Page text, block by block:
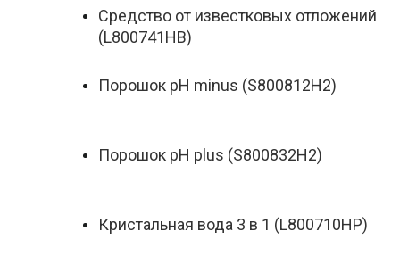
Средство от известковых отложений
(L800741HB)
Порошок pH minus (S800812H2)
Порошок pH plus (S800832H2)
Кристальная вода 3 в 1 (L800710HP)